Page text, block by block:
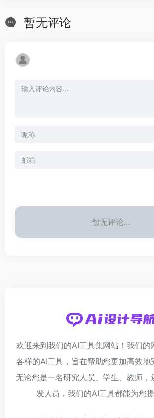
暂无评论
暂无评论...
欢迎来到我们的AI工具集网站！我们的
各样的AI工具，旨在帮助您更加高效地
无论您是一名研究人员、学生、教师，
发人员，我们的AI工具都能为您提